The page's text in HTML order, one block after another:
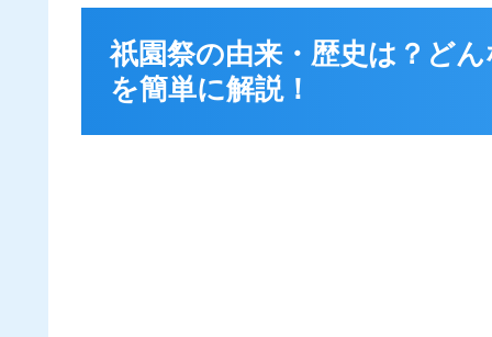
祇園祭の由来・歴史は？ど
を簡単に解説！